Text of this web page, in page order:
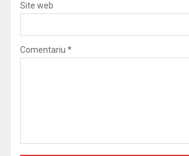
Site web
Comentariu *